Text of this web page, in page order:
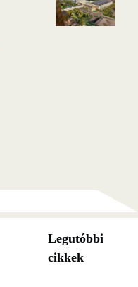
Legutóbbi
cikkek